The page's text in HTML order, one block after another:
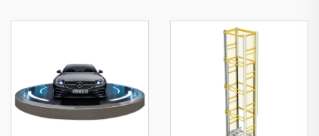
elevadora para
estacionamiento)